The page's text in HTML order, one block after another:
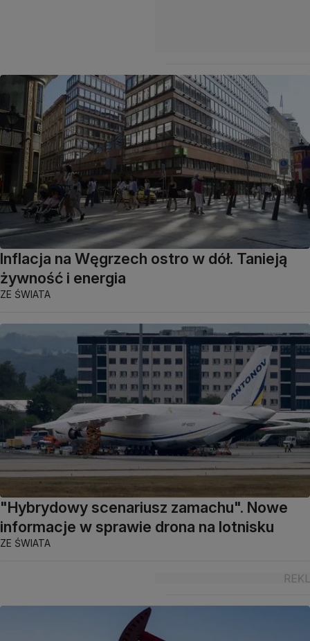
Inflacja na Węgrzech ostro w dół. Tanieją
żywność i energia
ZE ŚWIATA
"Hybrydowy scenariusz zamachu". Nowe
informacje w sprawie drona na lotnisku
ZE ŚWIATA